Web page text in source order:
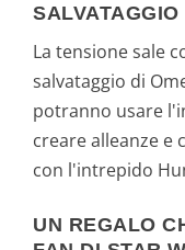
SALVATAGGIO
La tensione sale
salvataggio di
potranno usare
creare alleanze e
con l'intrepido
UN REGALO